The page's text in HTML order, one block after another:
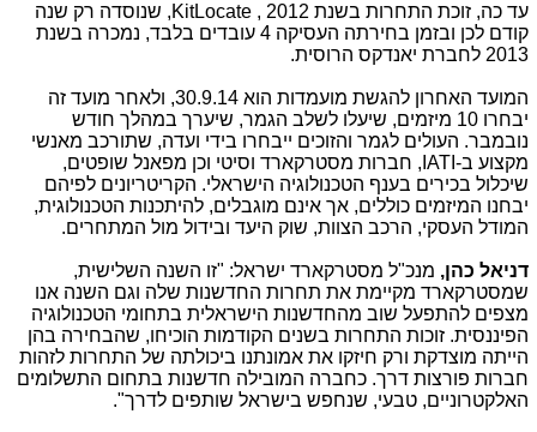
עד כה, זוכת התחרות בשנת 2012 , KitLocate, שנוסדה רק שנה
קודם לכן ובזמן בחירתה העסיקה 4 עובדים בלבד, נמכרה בשנת
2013 לחברת יאנדקס הרוסית.
המועד האחרון להגשת מועמדות הוא 30.9.14, ולאחר מועד זה
יבחרו 10 מיזמים, שיעלו לשלב הגמר, שיערך במהלך חודש
נובמבר. העולים לגמר והזוכים ייבחרו בידי ועדה, שתורכב מאנשי
מקצוע ב- IATI , חברות מסטרקארד וסיטי וכן מפאנל שופטים,
שיכלול בכירים בענף הטכנולוגיה הישראלי. הקריטריונים לפיהם
יבחנו המיזמים כוללים, אך אינם מוגבלים, להיתכנות הטכנולוגית,
המודל העסקי, הרכב הצוות, שוק היעד ובידול מול המתחרים.
דניאל כהן, מנכ"ל מסטרקארד ישראל: "זו השנה השלישית,
שמסטרקארד מקיימת את תחרות החדשנות שלה וגם השנה אנו
מצפים להתפעל שוב מהחדשנות הישראלית בתחומי הטכנולוגיה
הפיננסית. זוכות התחרות בשנים הקודמות הוכיחו, שהבחירה בהן
הייתה מוצדקת ורק חיזקו את אמונתנו ביכולתה של התחרות לזהות
חברות פורצות דרך. כחברה המובילה חדשנות בתחום התשלומים
האלקטרוניים, טבעי, שנחפש בישראל שותפים לדרך".